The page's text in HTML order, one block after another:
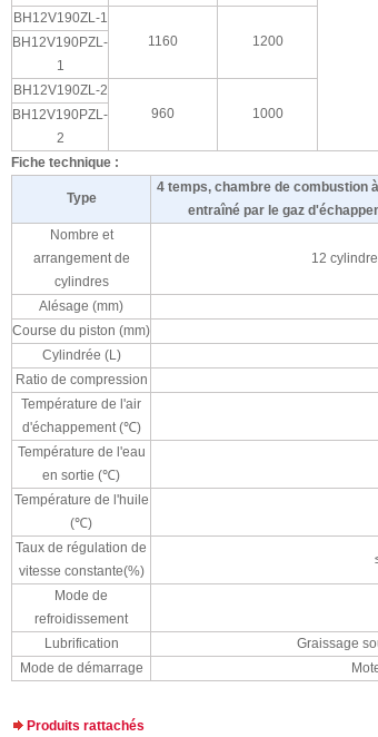
BH12V190ZL-1
1160
1200
BH12V190PZL-
1
BH12V190ZL-2
960
1000
BH12V190PZL-
2
Fiche technique :
Type
4 temps, chambre de combustion
entraîné par le gaz
Nombre et
arrangement de
cylindres
12
Alésage (mm)
Course du piston (mm)
Cylindrée (L)
Ratio de compression
Température de l'air
d'échappement (℃)
Température de l'eau
en sortie (℃)
Température de l'huile
(℃)
Taux de régulation de
vitesse constante(%)
Mode de
refroidissement
Lubrification
Graissage
Mode de démarrage
Produits rattachés